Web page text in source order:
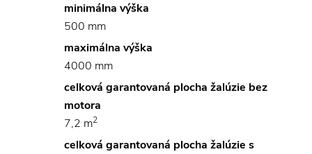
minimálna výška
500 mm
maximálna výška
4000 mm
celková garantovaná plocha žalúzie bez
motora
7,2 m2
celková garantovaná plocha žalúzie s